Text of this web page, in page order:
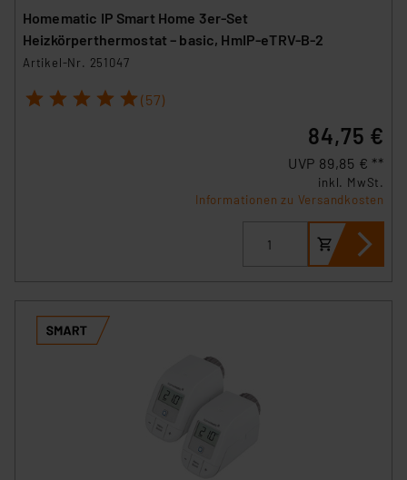
Homematic IP Smart Home 3er-Set
Heizkörperthermostat – basic, HmIP-eTRV-B-2
Artikel-Nr. 251047
1 2 3 4 5 (57)
84,75 €
UVP 89,85 € **
inkl. MwSt.
Informationen zu Versandkosten